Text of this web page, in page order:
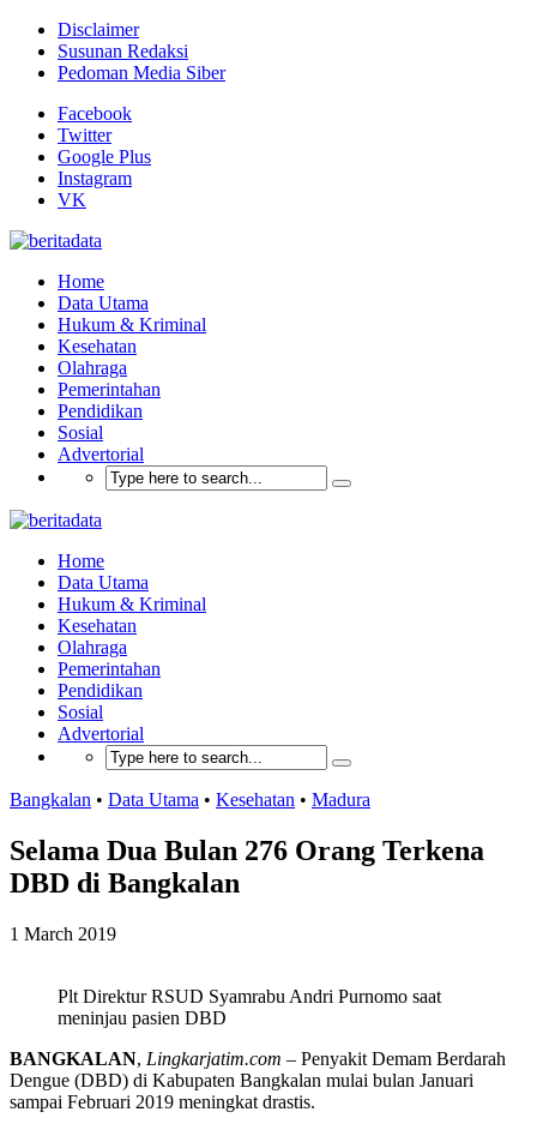
Disclaimer
Susunan Redaksi
Pedoman Media Siber
Facebook
Twitter
Google Plus
Instagram
VK
Home
Data Utama
Hukum & Kriminal
Kesehatan
Olahraga
Pemerintahan
Pendidikan
Sosial
Advertorial
Home
Data Utama
Hukum & Kriminal
Kesehatan
Olahraga
Pemerintahan
Pendidikan
Sosial
Advertorial
Bangkalan • Data Utama • Kesehatan • Madura
Selama Dua Bulan 276 Orang Terkena
DBD di Bangkalan
1 March 2019
Plt Direktur RSUD Syamrabu Andri Purnomo saat
meninjau pasien DBD
BANGKALAN, Lingkarjatim.com – Penyakit Demam Berdarah
Dengue (DBD) di Kabupaten Bangkalan mulai bulan Januari
sampai Februari 2019 meningkat drastis.